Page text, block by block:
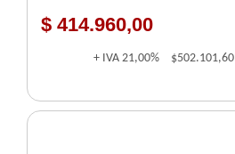
$ 414.960,00
+ IVA 21,00% $502.101,60